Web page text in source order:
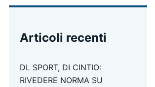
Articoli recenti
DL SPORT, DI CINTIO:
RIVEDERE NORMA SU